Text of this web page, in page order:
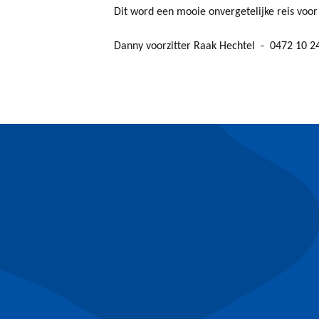
Dit word een mooie onvergetelijke reis voor
Danny voorzitter Raak Hechtel - 0472 10 24